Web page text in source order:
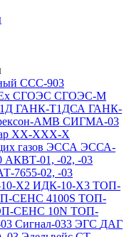
ССС-903
СГОЭС СГОЭС-М
ГАНК-Т1ДСА ГАНК-
АМВ СИГМА-03
ХХ-ХХХ-Х
газов ЭССА ЭССА-
АКВТ-01, -02, -03
7655-02, -03
Х2 ИДК-10-Х3 ТОП-
СЕНС 4100S ТОП-
СЕНС 10N ТОП-
Сигнал-033 ЭГС ДАГ